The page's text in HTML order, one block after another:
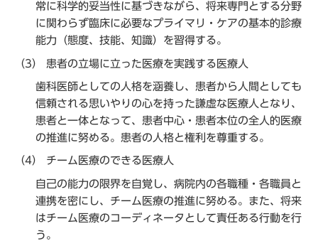
常に科学的妥当性に基づきながら、将来専門とする分野
に関わらず臨床に必要なプライマリ・ケアの基本的診療
能力（態度、技能、知識）を習得する。
（3） 患者の立場に立った医療を実践する医療人
歯科医師としての人格を涵養し、患者から人間としても
信頼される思いやりの心を持った謙虚な医療人となり、
患者と一体となって、患者中心・患者本位の全人的医療
の推進に努める。患者の人格と権利を尊重する。
（4） チーム医療のできる医療人
自己の能力の限界を自覚し、病院内の各職種・各職員と
連携を密にし、チーム医療の推進に努める。また、将来
はチーム医療のコーディネータとして責任ある行動を行
う。